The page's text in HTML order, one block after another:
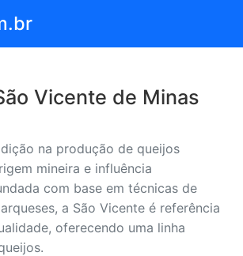
Vicente de Minas
na produção de queijos
mineira e influência
com base em técnicas de
a São Vicente é referência
oferecendo uma linha